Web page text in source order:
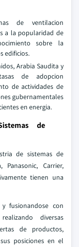
de ventilacion
a la popularidad de
sobre la
edificios.
Arabia Saudita y
de adopcion
de actividades de
gubernamentales
en energia.
de
de sistemas de
Panasonic, Carrier,
tienen una
fusionandose con
diversas
de productos,
posiciones en el